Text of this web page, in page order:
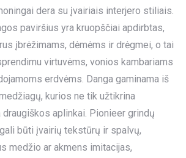
dera su įvairiais interjero stiliais.
paviršius yra kruopščiai apdirbtas,
įbrėžimams, dėmėms ir drėgmei, o tai
virtuvėms, vonios kambariams
erdvėms. Danga gaminama iš
kurios ne tik užtikrina
aplinkai. Pionieer grindų
būti įvairių tekstūrų ir spalvų,
medžio ar akmens imitacijas,